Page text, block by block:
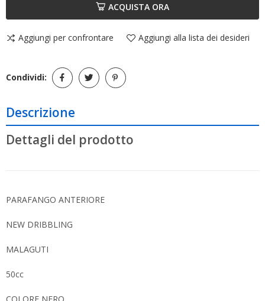
ACQUISTA ORA
Aggiungi per confrontare Aggiungi alla lista dei desideri
Condividi:
Descrizione
Dettagli del prodotto
PARAFANGO ANTERIORE
NEW DRIBBLING
MALAGUTI
50cc